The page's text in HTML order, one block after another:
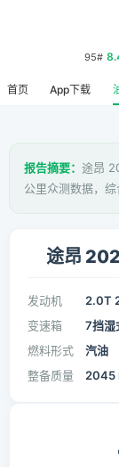
95#
首页 App下载
报告摘要： 途昂
公里众测数据，
途昂
发动机 2.0T
变速箱
7挡湿
燃料形式
汽油
整备质量 2045